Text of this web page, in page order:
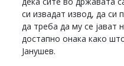
си извадат извод, да си
да треба да му се јават
достапно онака како
Јанушев.